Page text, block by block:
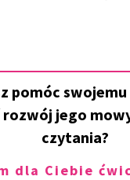
pomóc
jego
czytania?
dla Ciebie